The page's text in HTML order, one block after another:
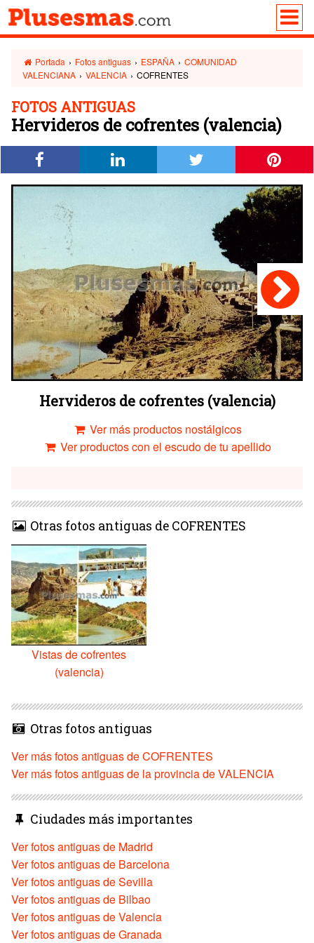
Portada › Fotos antiguas › ESPAÑA › COMUNIDAD
VALENCIANA › VALENCIA › COFRENTES
FOTOS ANTIGUAS
Hervideros de cofrentes (valencia)
Hervideros de cofrentes (valencia)
Ver más productos nostálgicos
Ver productos con el escudo de tu apellido
Otras fotos antiguas de COFRENTES
Vistas de cofrentes
(valencia)
Otras fotos antiguas
Ver más fotos antiguas de COFRENTES
Ver más fotos antiguas de la provincia de VALENCIA
Ciudades más importantes
Ver fotos antiguas de Madrid
Ver fotos antiguas de Barcelona
Ver fotos antiguas de Sevilla
Ver fotos antiguas de Bilbao
Ver fotos antiguas de Valencia
Ver fotos antiguas de Granada